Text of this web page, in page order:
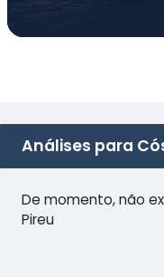
Análises para
De momento, não
Pireu